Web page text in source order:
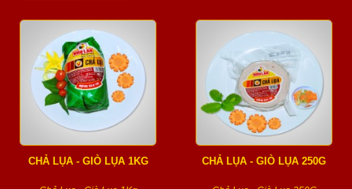
CHẢ LỤA - GIÒ LỤA 1KG CHẢ LỤA - GIÒ LỤA 250G